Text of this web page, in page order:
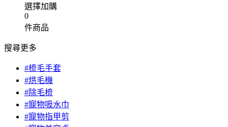
選擇加購
0
件商品
搜尋更多
#梳毛手套
#烘毛機
#除毛梳
#寵物吸水巾
#寵物指甲剪